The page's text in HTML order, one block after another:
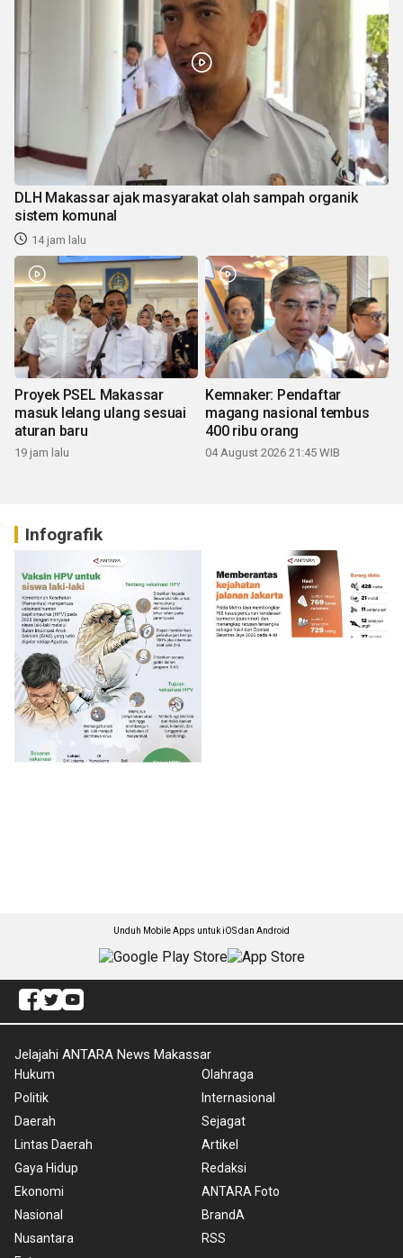
DLH Makassar ajak masyarakat olah sampah organik
sistem komunal
14 jam lalu
Proyek PSEL Makassar
masuk lelang ulang sesuai
aturan baru
19 jam lalu
Kemnaker: Pendaftar
magang nasional tembus
400 ribu orang
04 August 2026 21:45 WIB
Infografik
Unduh Mobile Apps untuk iOS dan Android
Jelajahi ANTARA News Makassar
Hukum
Politik
Daerah
Lintas Daerah
Gaya Hidup
Ekonomi
Nasional
Nusantara
Olahraga
Internasional
Sejagat
Artikel
Redaksi
ANTARA Foto
BrandA
RSS